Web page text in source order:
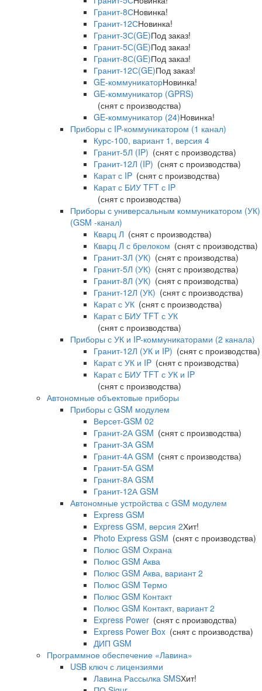
Гранит-8СНовинка!
Гранит-12СНовинка!
Гранит-3С(GE)Под заказ!
Гранит-5С(GE)Под заказ!
Гранит-8С(GE)Под заказ!
Гранит-12С(GE)Под заказ!
GE-коммуникаторНовинка!
GE-коммуникатор (GPRS)
(снят с производства)
GE-коммуникатор (24)Новинка!
Приборы с IP-коммуникатором (1 канал)
Курс-100, вариант 1, версия 4
Гранит-5Л (IP) (снят с производства)
Гранит-12Л (IP) (снят с производства)
Карат с IP (снят с производства)
Карат с БИУ TFT с IP
(снят с производства)
Приборы с универсальным коммуникатором (УК)
(GSM -канал)
Кварц Л (снят с производства)
Кварц Л с брелоком (снят с производства)
Гранит-3Л (УК) (снят с производства)
Гранит-5Л (УК) (снят с производства)
Гранит-8Л (УК) (снят с производства)
Гранит-12Л (УК) (снят с производства)
Карат с УК (снят с производства)
Карат с БИУ TFT с УК
(снят с производства)
Приборы с УК и IP-коммуникаторами (2 канала)
Гранит-12Л (УК и IP) (снят с производства)
Карат с УК и IP (снят с производства)
Карат с БИУ TFT с УК и IP
(снят с производства)
Автономные объектовые приборы
Приборы с GSM модулем
Версет-GSM 02
Гранит-2А GSM (снят с производства)
Гранит-3А GSM
Гранит-4А GSM (снят с производства)
Гранит-5А GSM
Гранит-8А GSM
Гранит-12А GSM
Автономные устройства с GSM модулем
Express GSM
Express GSM, версия 2Хит!
Photo Express GSM (снят с производства)
Полюс GSM Охрана
Полюс GSM Аква
Полюс GSM Аква, вариант 2
Полюс GSM Термо
Полюс GSM Контакт
Полюс GSM Контакт, вариант 2
Express Power (снят с производства)
Express Power Box (снят с производства)
ДИП GSM
Программное обеспечение «Лавина»
USB ключ с лицензиями
Лавина Рассылка SMSХит!